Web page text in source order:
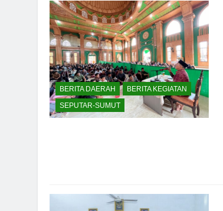
BERITA DAERAH
BERITA KEGIATAN
SEPUTAR-SUMUT